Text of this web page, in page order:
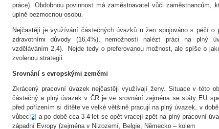
práce). Obdobnou povinnost má zaměstnavatel vůči zaměstnancům,
úplně bezmocnou osobu.
Nejčastěji je využívání částečných úvazků u žen spojováno s péčí o
zdravotními důvody (16,4%), nemožností nalézt práci na plný
vzděláváním 2,4). Nejde tedy o preferovanou možnost, ale spíše o
zvolenou strategii.
Srovnání s evropskými zeměmi
Zkrácený pracovní úvazek nejčastěji využívají ženy. Situace v této
částečný a plný úvazek v ČR je ve srovnání zejména se státy EU
před pořízením si dítěte ve velké většině pracují na plný úvazek, v
vůbec [2] a po době cca 3-4 let se opět vracejí zpět na plný pracovní
západní Evropy (zejména v Nizozemí, Belgie, Německo – kolem